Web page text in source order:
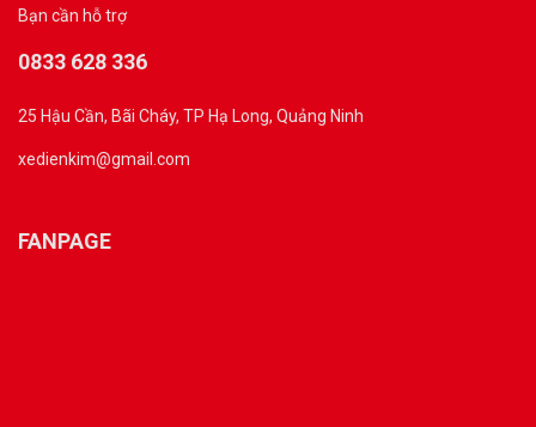
Bạn cần hỗ trợ
0833 628 336
25 Hậu Cần, Bãi Cháy, TP Hạ Long, Quảng Ninh
xedienkim@gmail.com
FANPAGE